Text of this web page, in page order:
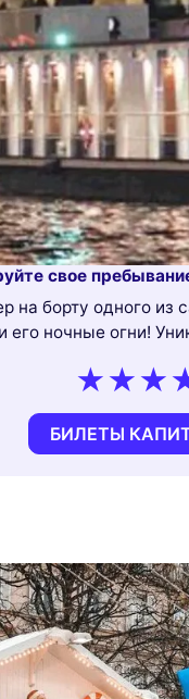
свое
на борту одного
его ночные огни!
БИЛЕТЫ